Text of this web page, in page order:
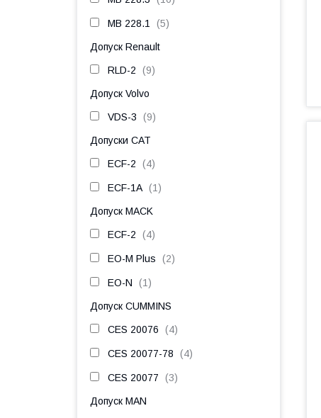
MB 228.1 5
Допуск Renault
RLD-2 9
Допуск Volvo
VDS-3 9
Допуски CAT
ECF-2 4
ECF-1A 1
Допуск MACK
ECF-2 4
EO-M Plus 2
EO-N 1
Допуск CUMMINS
CES 20076 4
CES 20077-78 4
CES 20077 3
Допуск MAN